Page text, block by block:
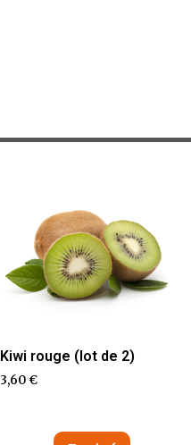
Kiwi rouge (lot de 2)
3,60€